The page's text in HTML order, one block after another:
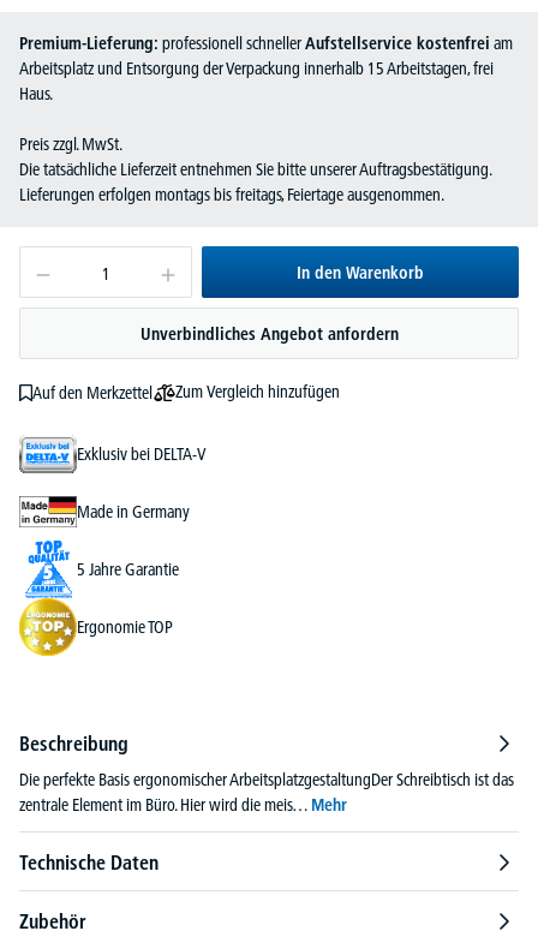
Premium-Lieferung: professionell schnellerAufstellservice kostenfrei am
Arbeitsplatz und Entsorgung der Verpackung innerhalb 15 Arbeitstagen, frei
Haus.
Preis zzgl. MwSt.
Die tatsächliche Lieferzeit entnehmen Sie bitte unserer Auftragsbestätigung.
Lieferungen erfolgen montags bis freitags, Feiertage ausgenommen.
In den Warenkorb
Unverbindliches Angebot anfordern
Auf den Merkzettel Zum Vergleich hinzufügen
Exklusiv bei DELTA-V
Made in Germany
5 Jahre Garantie
Ergonomie TOP
Beschreibung
Die perfekte Basis ergonomischer ArbeitsplatzgestaltungDer Schreibtisch ist das
zentrale Element im Büro. Hier wird die meis… Mehr
Technische Daten
Zubehör